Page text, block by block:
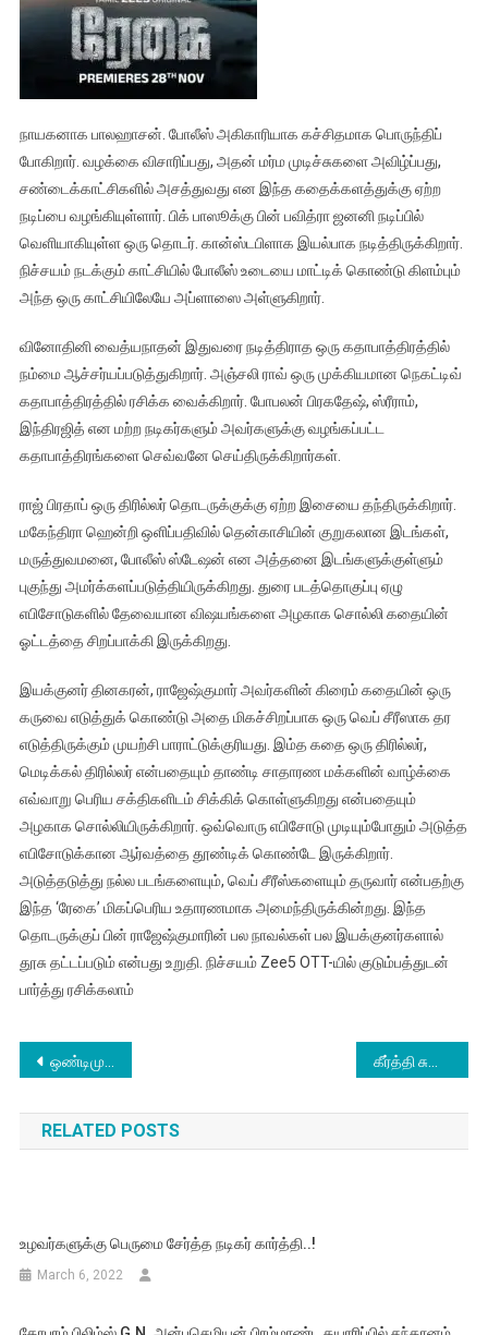
நாயகனாக பாலஹாசன். போலீஸ் அகிகாரியாக கச்சிதமாக பொருந்திப்
போகிறார். வழக்கை விசாரிப்பது, அதன் மர்ம முடிச்சுகளை அவிழ்ப்பது,
சண்டைக்காட்சிகளில் அசத்துவது என இந்த கதைக்களத்துக்கு ஏற்ற
நடிப்பை வழங்கியுள்ளார். பிக் பாஸூக்கு பின் பவித்ரா ஜனனி நடிப்பில்
வெளியாகியுள்ள ஒரு தொடர். கான்ஸ்டபிளாக இயல்பாக நடித்திருக்கிறார்.
நிச்சயம் நடக்கும் காட்சியில் போலீஸ் உடையை மாட்டிக் கொண்டு கிளம்பும்
அந்த ஒரு காட்சியிலேயே அப்ளாஸை அள்ளுகிறார்.
வினோதினி வைத்யநாதன் இதுவரை நடித்திராத ஒரு கதாபாத்திரத்தில்
நம்மை ஆச்சர்யப்படுத்துகிறார். அஞ்சலி ராவ் ஒரு முக்கியமான நெகட்டிவ்
கதாபாத்திரத்தில் ரசிக்க வைக்கிறார். போபலன் பிரகதேஷ், ஸ்ரீராம்,
இந்திரஜித் என மற்ற நடிகர்களும் அவர்களுக்கு வழங்கப்பட்ட
கதாபாத்திரங்களை செவ்வனே செய்திருக்கிறார்கள்.
ராஜ் பிரதாப் ஒரு திரில்லர் தொடருக்குக்கு ஏற்ற இசையை தந்திருக்கிறார்.
மகேந்திரா ஹென்றி ஒளிப்பதிவில் தென்காசியின் குறுகலான இடங்கள்,
மருத்துவமனை, போலீஸ் ஸ்டேஷன் என அத்தனை இடங்களுக்குள்ளும்
புகுந்து அமர்க்களப்படுத்தியிருக்கிறது. துரை படத்தொகுப்பு ஏழு
எபிசோடுகளில் தேவையான விஷயங்களை அழகாக சொல்லி கதையின்
ஓட்டத்தை சிறப்பாக்கி இருக்கிறது.
இயக்குனர் தினகரன், ராஜேஷ்குமார் அவர்களின் கிரைம் கதையின் ஒரு
கருவை எடுத்துக் கொண்டு அதை மிகச்சிறப்பாக ஒரு வெப் சீரீஸாக தர
எடுத்திருக்கும் முயற்சி பாராட்டுக்குரியது. இம்த கதை ஒரு திரில்லர்,
மெடிக்கல் திரில்லர் என்பதையும் தாண்டி சாதாரண மக்களின் வாழ்க்கை
எவ்வாறு பெரிய சக்திகளிடம் சிக்கிக் கொள்ளுகிறது என்பதையும்
அழகாக சொல்லியிருக்கிறார். ஒவ்வொரு எபிசோடு முடியும்போதும் அடுத்த
எபிசோடுக்கான ஆர்வத்தை தூண்டிக் கொண்டே இருக்கிறார்.
அடுத்தடுத்து நல்ல படங்களையும், வெப் சீரீஸ்களையும் தருவார் என்பதற்கு
இந்த ‘ரேகை’ மிகப்பெரிய உதாரணமாக அமைந்திருக்கின்றது. இந்த
தொடருக்குப் பின் ராஜேஷ்குமாரின் பல நாவல்கள் பல இயக்குனர்களால்
தூசு தட்டப்படும் என்பது உறுதி. நிச்சயம் Zee5 OTT-யில் குடும்பத்துடன்
பார்த்து ரசிக்கலாம்
Post
navigation
ஒண்டிமுனியும் நல்லபாடனும் – திரைப்பட விமர்சனம்
RELATED POSTS
உழவர்களுக்கு பெருமை சேர்த்த நடிகர் கார்த்தி..!
March 6, 2022